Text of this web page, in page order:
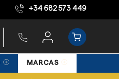
+34 682 573 449
MARCAS